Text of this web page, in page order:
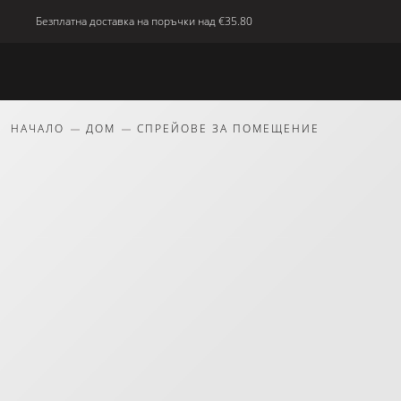
Безплатна доставка на поръчки над€35.80
НАЧАЛО ДОМ СПРЕЙОВЕ ЗА ПОМЕЩЕНИЕ